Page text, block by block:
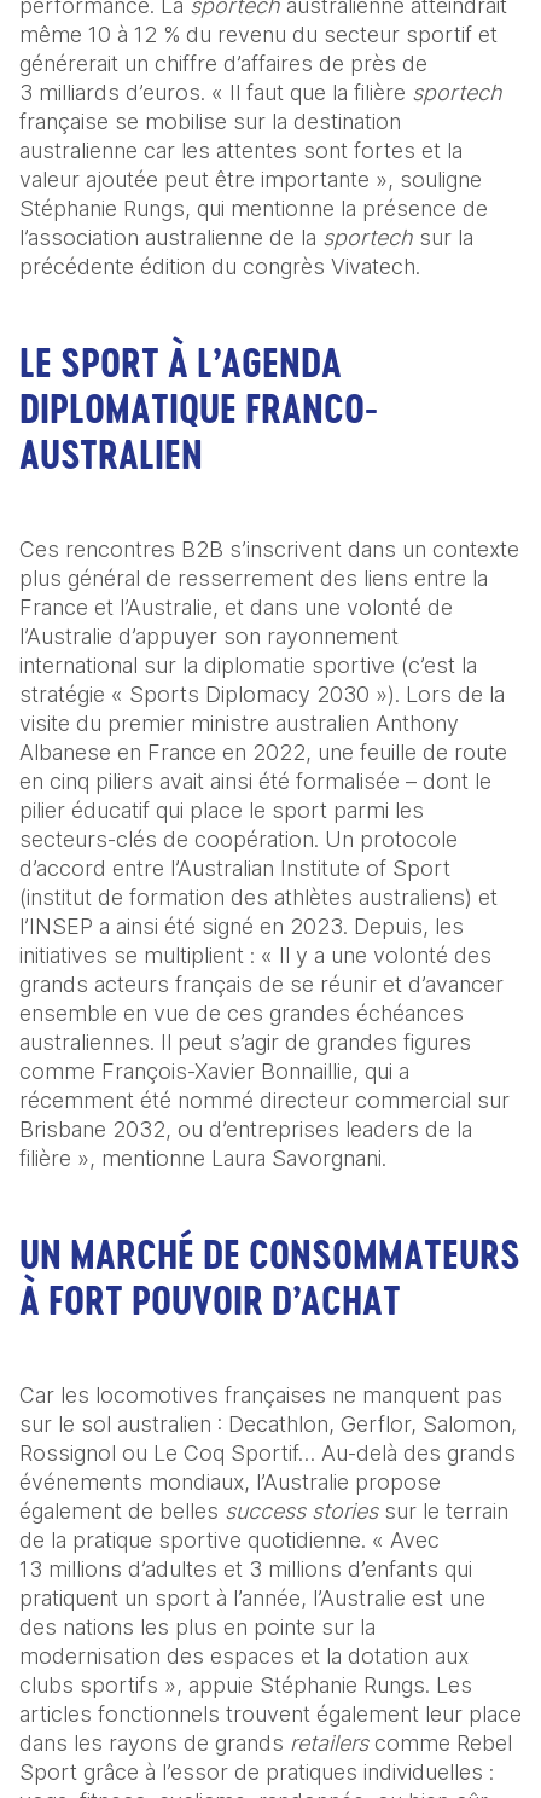
performance. La sportech australienne atteindrait
même 10 à 12 % du revenu du secteur sportif et
générerait un chiffre d’affaires de près de
3 milliards d’euros. « Il faut que la filière
française se mobilise sur la destination
australienne car les attentes sont fortes et la
valeur ajoutée peut être importante », souligne
Stéphanie Rungs, qui mentionne la présence de
l’association australienne de la sportech sur la
précédente édition du congrès Vivatech.
LE SPORT À L’AGENDA
DIPLOMATIQUE FRANCO-
AUSTRALIEN
Ces rencontres B2B s’inscrivent dans un contexte
plus général de resserrement des liens entre la
France et l’Australie, et dans une volonté de
l’Australie d’appuyer son rayonnement
international sur la diplomatie sportive (c’est la
stratégie « Sports Diplomacy 2030 »). Lors de la
visite du premier ministre australien Anthony
Albanese en France en 2022, une feuille de route
en cinq piliers avait ainsi été formalisée – dont le
pilier éducatif qui place le sport parmi les
secteurs-clés de coopération. Un protocole
d’accord entre l’Australian Institute of Sport
(institut de formation des athlètes australiens) et
l’INSEP a ainsi été signé en 2023. Depuis, les
initiatives se multiplient : « Il y a une volonté des
grands acteurs français de se réunir et d’avancer
ensemble en vue de ces grandes échéances
australiennes. Il peut s’agir de grandes figures
comme François-Xavier Bonnaillie, qui a
récemment été nommé directeur commercial sur
Brisbane 2032, ou d’entreprises leaders de la
filière », mentionne Laura Savorgnani.
UN MARCHÉ DE CONSOMMATEURS
À FORT POUVOIR D’ACHAT
Car les locomotives françaises ne manquent pas
sur le sol australien : Decathlon, Gerflor, Salomon,
Rossignol ou Le Coq Sportif… Au-delà des grands
événements mondiaux, l’Australie propose
également de belles success stories sur le terrain
de la pratique sportive quotidienne. « Avec
13 millions d’adultes et 3 millions d’enfants qui
pratiquent un sport à l’année, l’Australie est une
des nations les plus en pointe sur la
modernisation des espaces et la dotation aux
clubs sportifs », appuie Stéphanie Rungs. Les
articles fonctionnels trouvent également leur place
dans les rayons de grands retailers comme Rebel
Sport grâce à l’essor de pratiques individuelles :